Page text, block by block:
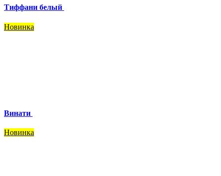
Тиффани белый
Новинка
Винати
Новинка